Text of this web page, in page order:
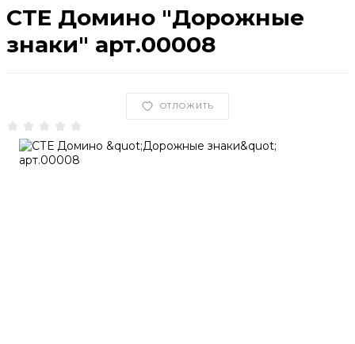
СТЕ Домино "Дорожные
знаки" арт.00008
ОТЛОЖИТЬ